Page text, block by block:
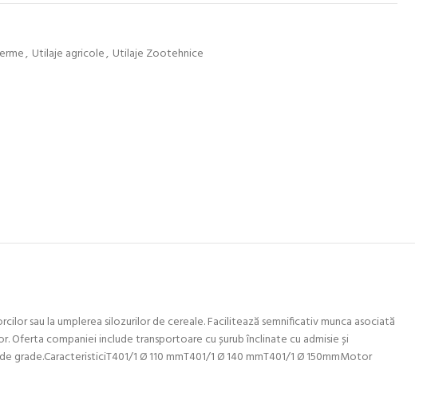
, Utilaje agricole, Utilaje Zootehnice
sau la umplerea silozurilor de cereale. Facilitează semnificativ munca asociată
Oferta companiei include transportoare cu șurub înclinate cu admisie și
1 Ø 110 mmT401/1 Ø 140 mmT401/1 Ø 150mmMotor